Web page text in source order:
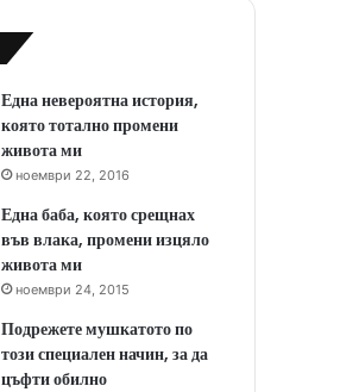
Една невероятна история,
която тотално промени
живота ми
ноември 22, 2016
Една баба, която срещнах
във влака, промени изцяло
живота ми
ноември 24, 2015
Подрежете мушкатото по
този специален начин, за да
цъфти обилно